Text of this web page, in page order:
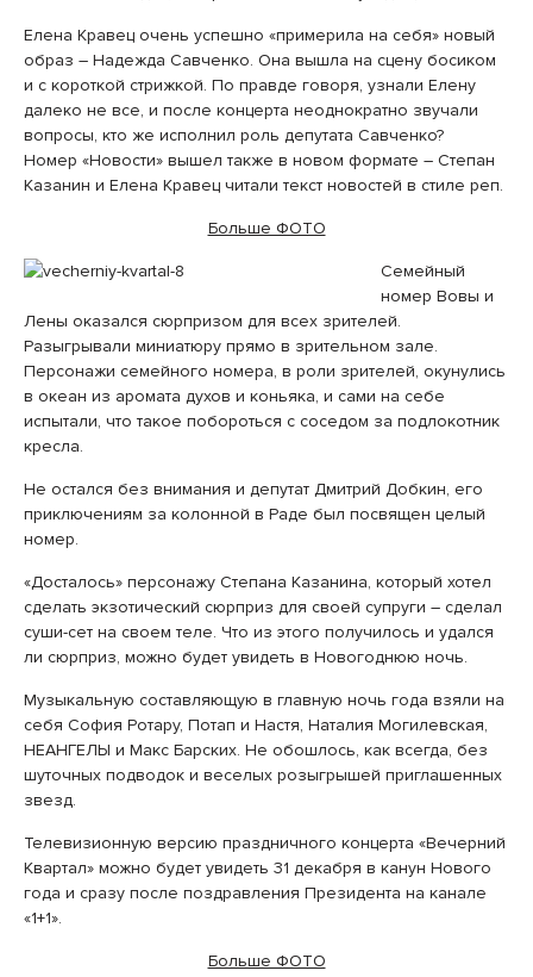
Елена Кравец очень успешно «примерила на себя» новый
образ – Надежда Савченко. Она вышла на сцену босиком
и с короткой стрижкой. По правде говоря, узнали Елену
далеко не все, и после концерта неоднократно звучали
вопросы, кто же исполнил роль депутата Савченко?
Номер «Новости» вышел также в новом формате – Степан
Казанин и Елена Кравец читали текст новостей в стиле реп.
Больше ФОТО
Семейный
номер Вовы и
Лены оказался сюрпризом для всех зрителей.
Разыгрывали миниатюру прямо в зрительном зале.
Персонажи семейного номера, в роли зрителей, окунулись
в океан из аромата духов и коньяка, и сами на себе
испытали, что такое побороться с соседом за подлокотник
кресла.
Не остался без внимания и депутат Дмитрий Добкин, его
приключениям за колонной в Раде был посвящен целый
номер.
«Досталось» персонажу Степана Казанина, который хотел
сделать экзотический сюрприз для своей супруги – сделал
суши-сет на своем теле. Что из этого получилось и удался
ли сюрприз, можно будет увидеть в Новогоднюю ночь.
Музыкальную составляющую в главную ночь года взяли на
себя София Ротару, Потап и Настя, Наталия Могилевская,
НЕАНГЕЛЫ и Макс Барских. Не обошлось, как всегда, без
шуточных подводок и веселых розыгрышей приглашенных
звезд.
Телевизионную версию праздничного концерта «Вечерний
Квартал» можно будет увидеть 31 декабря в канун Нового
года и сразу после поздравления Президента на канале
«1+1».
Больше ФОТО